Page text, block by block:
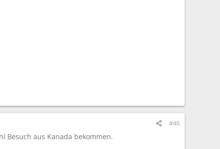
#46
Besuch aus Kanada bekommen.